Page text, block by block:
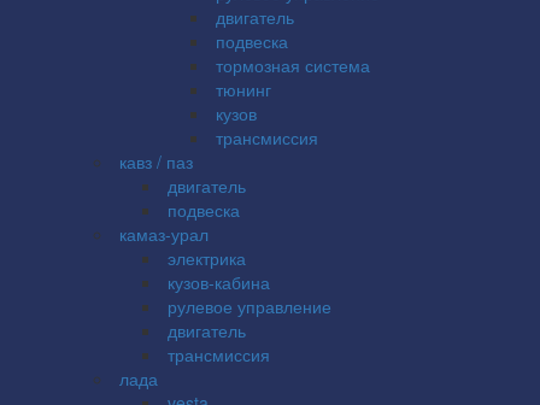
двигатель
подвеска
тормозная система
тюнинг
кузов
трансмиссия
кавз / паз
двигатель
подвеска
камаз-урал
электрика
кузов-кабина
рулевое управление
двигатель
трансмиссия
лада